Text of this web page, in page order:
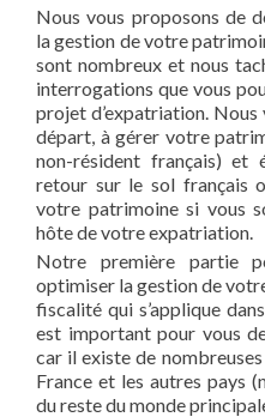
Nous vous proposons de
la gestion de votre
sont nombreux et nous
interrogations que vous
projet d’expatriation.
départ, à gérer votre
non-résident français) et
retour sur le sol français
votre patrimoine si vous
hôte de votre expatriation.
Notre première partie
optimiser la gestion de
fiscalité qui s’applique
est important pour vous
car il existe de
France et les autres pays
du reste du monde